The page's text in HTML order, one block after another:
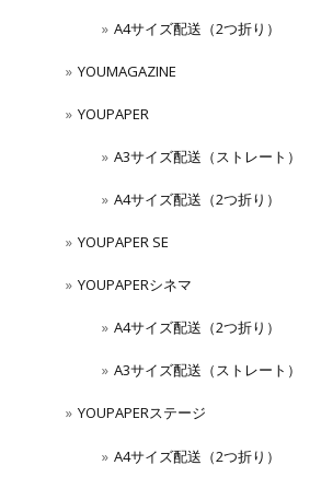
A4サイズ配送（2つ折り）
YOUMAGAZINE
YOUPAPER
A3サイズ配送（ストレート）
A4サイズ配送（2つ折り）
YOUPAPER SE
YOUPAPERシネマ
A4サイズ配送（2つ折り）
A3サイズ配送（ストレート）
YOUPAPERステージ
A4サイズ配送（2つ折り）